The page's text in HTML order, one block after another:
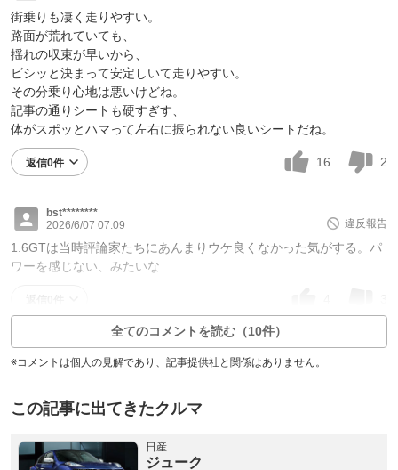
街乗りも凄く走りやすい。
路面が荒れていても、
揺れの収束が早いから、
ビシッと決まって安定しいて走りやすい。
その分乗り心地は悪いけどね。
記事の通りシートも硬すぎす、
体がスポッとハマって左右に振られない良いシートだね。
返信0件 16 2
bst********
2026/6/07 07:09
違反報告
1.6GTは当時評論家たちにあんまりウケ良くなかった気がする。パ
ワーを感じない、みたいな
全てのコメントを読む（10件）
※コメントは個人の見解であり、記事提供社と関係はありません。
この記事に出てきたクルマ
日産
ジューク